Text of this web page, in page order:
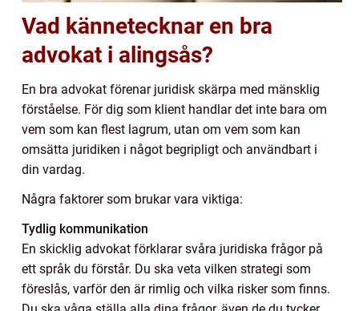
Vad kännetecknar en bra
advokat i alingsås?
En bra advokat förenar juridisk skärpa med mänsklig
förståelse. För dig som klient handlar det inte bara om
vem som kan flest lagrum, utan om vem som kan
omsätta juridiken i något begripligt och användbart i
din vardag.
Några faktorer som brukar vara viktiga:
Tydlig kommunikation
En skicklig advokat förklarar svåra juridiska frågor på
ett språk du förstår. Du ska veta vilken strategi som
föreslås, varför den är rimlig och vilka risker som finns.